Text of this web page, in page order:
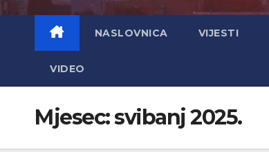
NASLOVNICA VIJESTI
VIDEO
Mjesec:svibanj 2025.